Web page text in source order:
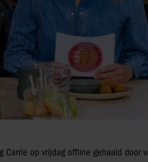
Carrie op vrijdag offline gehaald door